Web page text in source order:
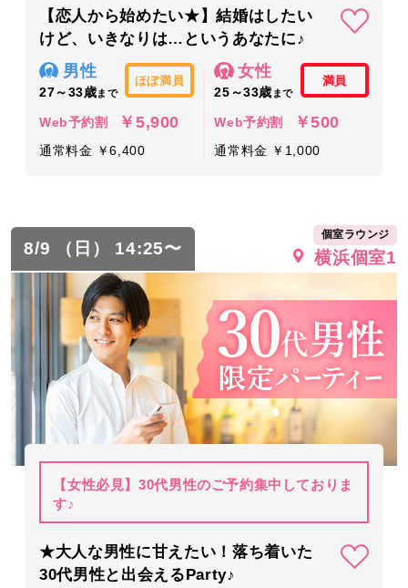
【恋人から始めたい★】結婚はしたい
けど、いきなりは…というあなたに♪
男性
27～33歳まで
ほぼ満員
Web予約割 ￥5,900
通常料金 ￥6,400
女性
25～33歳 まで
満員
Web予約割 ￥500
通常料金 ￥1,000
8/9 （日） 14:25〜
個室ラウンジ
横浜個室1
【女性必見】30代男性のご予約集中しておりま
す♪
★大人な男性に甘えたい！落ち着いた
30代男性と出会えるParty♪